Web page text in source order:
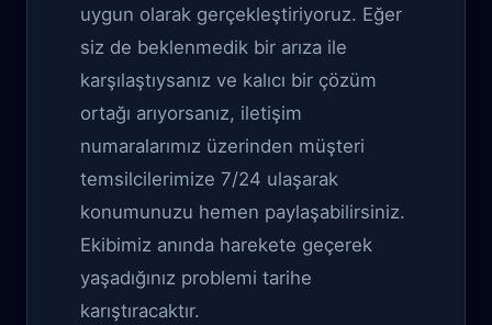
uygun olarak gerçekleştiriyoruz. Eğer
siz de beklenmedik bir arıza ile
karşılaştıysanız ve kalıcı bir çözüm
ortağı arıyorsanız, iletişim
numaralarımız üzerinden müşteri
temsilcilerimize 7/24 ulaşarak
konumunuzu hemen paylaşabilirsiniz.
Ekibimiz anında harekete geçerek
yaşadığınız problemi tarihe
karıştıracaktır.